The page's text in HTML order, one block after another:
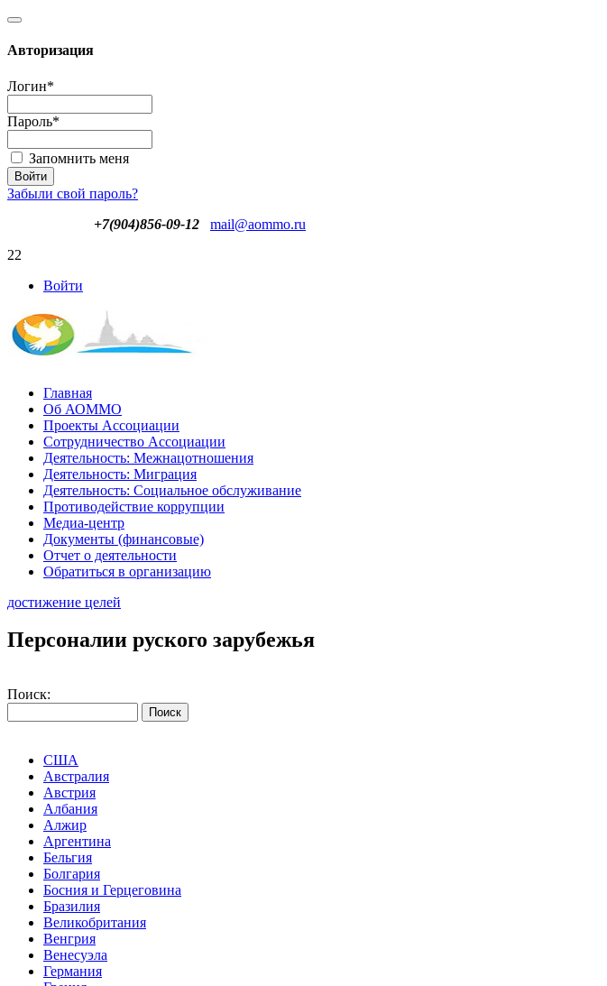
Авторизация
Логин*
Пароль*
Запомнить меня
Забыли свой пароль?
+7(904)856-09-12
mail@aommo.ru
22
Войти
Главная
Об АОММО
Проекты Ассоциации
Сотрудничество Ассоциации
Деятельность: Межнацотношения
Деятельность: Миграция
Деятельность: Социальное обслуживание
Противодействие коррупции
Медиа-центр
Документы (финансовые)
Отчет о деятельности
Обратиться в организацию
достижение целей
Персоналии руского зарубежья
Поиск:
США
Австралия
Австрия
Албания
Алжир
Аргентина
Бельгия
Болгария
Босния и Герцеговина
Бразилия
Великобритания
Венгрия
Венесуэла
Германия